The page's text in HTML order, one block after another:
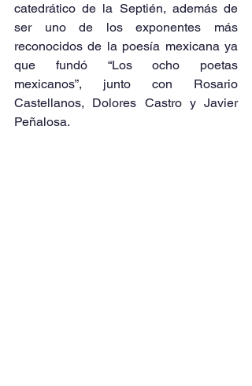
catedrático de la Septién, además de
ser uno de los exponentes más
reconocidos de la poesía mexicana ya
que fundó “Los ocho poetas
mexicanos”, junto con Rosario
Castellanos, Dolores Castro y Javier
Peñalosa.